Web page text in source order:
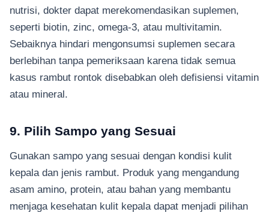
nutrisi, dokter dapat merekomendasikan suplemen,
seperti biotin, zinc, omega-3, atau multivitamin.
Sebaiknya hindari mengonsumsi suplemen secara
berlebihan tanpa pemeriksaan karena tidak semua
kasus rambut rontok disebabkan oleh defisiensi vitamin
atau mineral.
9. Pilih Sampo yang Sesuai
Gunakan sampo yang sesuai dengan kondisi kulit
kepala dan jenis rambut. Produk yang mengandung
asam amino, protein, atau bahan yang membantu
menjaga kesehatan kulit kepala dapat menjadi pilihan